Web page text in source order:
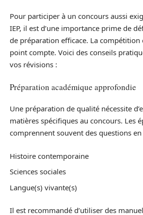
Pour participer à un concours aussi
IEP, il est d’une importance prime de
de préparation efficace. La compétition
point compte. Voici des conseils
vos révisions :
Préparation académique approfondie
Une préparation de qualité nécessite
matières spécifiques au concours. Les
comprennent souvent des questions en
Histoire contemporaine
Sciences sociales
Langue(s) vivante(s)
Il est recommandé d’utiliser des